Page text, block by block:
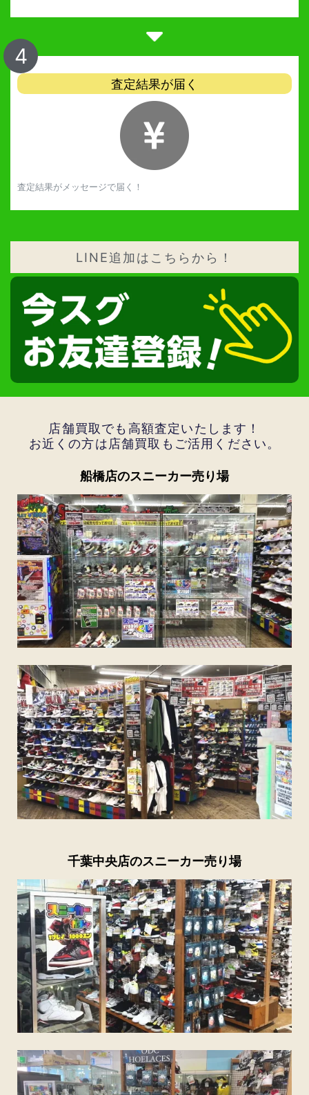
4
査定結果が届く
査定結果がメッセージで届く！
LINE追加はこちらから！
店舗買取でも高額査定いたします！
お近くの方は店舗買取もご活用ください。
船橋店のスニーカー売り場
千葉中央店のスニーカー売り場